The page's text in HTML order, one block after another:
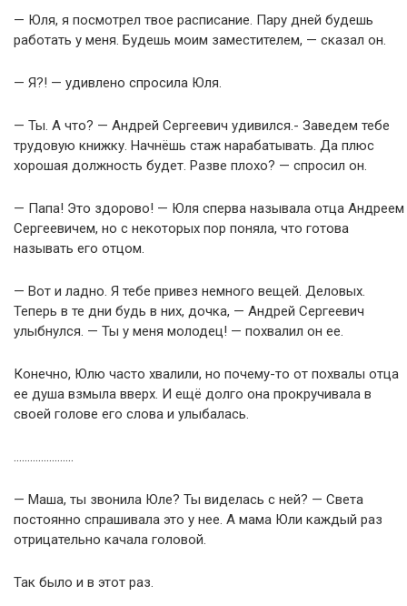
— Юля, я посмотрел твое расписание. Пару дней будешь
работать у меня. Будешь моим заместителем, — сказал он.
— Я?! — удивлено спросила Юля.
— Ты. А что? — Андрей Сергеевич удивился.- Заведем тебе
трудовую книжку. Начнёшь стаж нарабатывать. Да плюс
хорошая должность будет. Разве плохо? — спросил он.
— Папа! Это здорово! — Юля сперва называла отца Андреем
Сергеевичем, но с некоторых пор поняла, что готова
называть его отцом.
— Вот и ладно. Я тебе привез немного вещей. Деловых.
Теперь в те дни будь в них, дочка, — Андрей Сергеевич
улыбнулся. — Ты у меня молодец! — похвалил он ее.
Конечно, Юлю часто хвалили, но почему-то от похвалы отца
ее душа взмыла вверх. И ещё долго она прокручивала в
своей голове его слова и улыбалась.
………………….
— Маша, ты звонила Юле? Ты виделась с ней? — Света
постоянно спрашивала это у нее. А мама Юли каждый раз
отрицательно качала головой.
Так было и в этот раз.